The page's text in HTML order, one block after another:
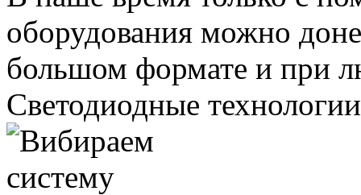
оборудования можно
большом формате и при
Светодиодные